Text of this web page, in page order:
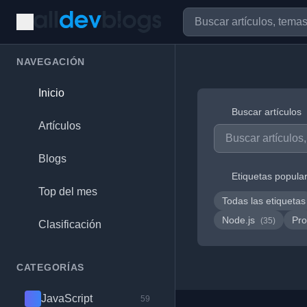
NAVEGACIÓN
Inicio
Artículos
Blogs
Top del mes
Clasificación
CATEGORÍAS
JavaScript 59
Buscar artículos
Etiquetas
Todas las etiquetas
Node.js (35)